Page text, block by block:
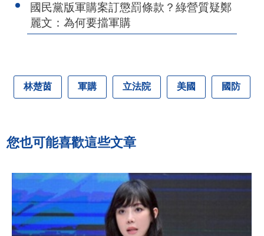
國民黨版軍購案訂懲罰條款？綠營質疑鄭
麗文：為何要擋軍購
林楚茵 軍購 立法院 美國 國防
您也可能喜歡這些文章